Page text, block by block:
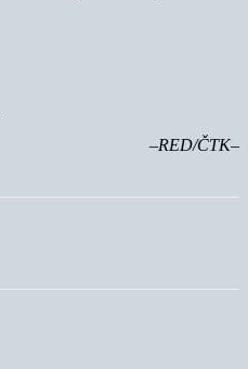
–RED/ČTK–